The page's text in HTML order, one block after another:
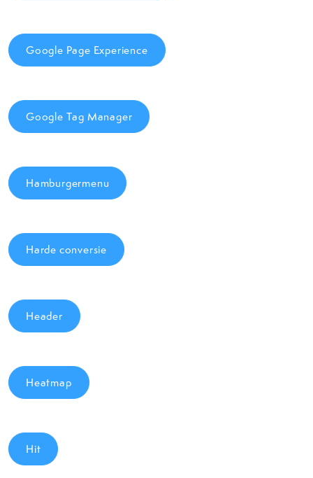
Google Page Experience
Google Tag Manager
Hamburgermenu
Harde conversie
Header
Heatmap
Hit